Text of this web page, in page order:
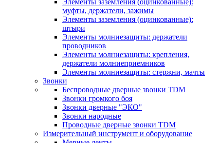
Элементы заземления (оцинкованные):
муфты, держатели, зажимы
Элементы заземления (оцинкованные):
штыри
Элементы молниезащиты: держатели
проводников
Элементы молниезащиты: крепления,
держатели молниеприемников
Элементы молниезащиты: стержни, мачты
Звонки
Беспроводные дверные звонки TDM
Звонки громкого боя
Звонки дверные "ЭКО"
Звонки народные
Проводные дверные звонки TDM
Измерительный инструмент и оборудование